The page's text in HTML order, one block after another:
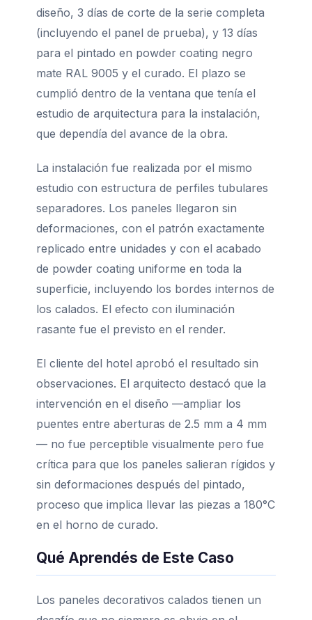
diseño, 3 días de corte de la serie completa
(incluyendo el panel de prueba), y 13 días
para el pintado en powder coating negro
mate RAL 9005 y el curado. El plazo se
cumplió dentro de la ventana que tenía el
estudio de arquitectura para la instalación,
que dependía del avance de la obra.
La instalación fue realizada por el mismo
estudio con estructura de perfiles tubulares
separadores. Los paneles llegaron sin
deformaciones, con el patrón exactamente
replicado entre unidades y con el acabado
de powder coating uniforme en toda la
superficie, incluyendo los bordes internos de
los calados. El efecto con iluminación
rasante fue el previsto en el render.
El cliente del hotel aprobó el resultado sin
observaciones. El arquitecto destacó que la
intervención en el diseño —ampliar los
puentes entre aberturas de 2.5 mm a 4 mm
— no fue perceptible visualmente pero fue
crítica para que los paneles salieran rígidos y
sin deformaciones después del pintado,
proceso que implica llevar las piezas a 180°C
en el horno de curado.
Qué Aprendés de Este Caso
Los paneles decorativos calados tienen un